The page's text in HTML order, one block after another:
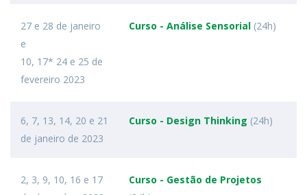
27 e 28 de janeiro
e
10, 17* 24 e 25 de
fevereiro 2023
Curso - Análise Sensorial (24h)
6, 7, 13, 14, 20 e 21
de janeiro de 2023
Curso - Design Thinking (24h)
2, 3, 9, 10, 16 e 17
Curso - Gestão de Projetos